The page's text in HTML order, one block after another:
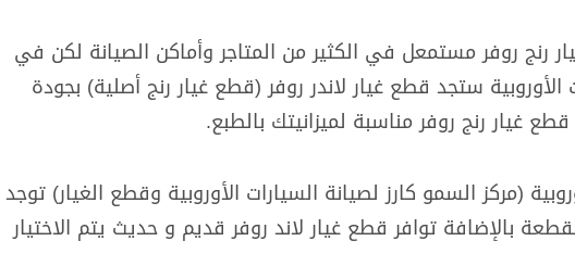
رنج روفر مستمعل في الكثير من المتاجر وأماكن الصيانة لكن في
الأوروبية ستجد قطع غيار لاندر روفر (قطع غيار رنج أصلية) بجودة
غيار رنج روفر مناسبة لميزانيتك بالطبع.
(مركز السمو كارز لصيانة السيارات الأوروبية وقطع الغيار) توجد
بالإضافة توافر قطع غيار لاند روفر قديم و حديث يتم الاختيار